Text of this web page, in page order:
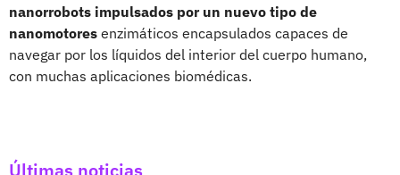
nanorrobots impulsados por un nuevo tipo de
nanomotores enzimáticos encapsulados capaces de
navegar por los líquidos del interior del cuerpo humano,
con muchas aplicaciones biomédicas.
Últimas noticias